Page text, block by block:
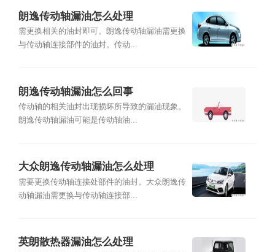
朗逸传动轴漏油怎么处理
需更换相关的油封即可。朗逸传动轴漏油需更换
与传动轴连接部件的油封。传动...
朗逸传动轴漏油怎么回事
传动轴的相关油封出现损坏所导致的漏油现象。
朗逸传动轴漏油可能是传动轴油...
大众朗逸传动轴漏油怎么处理
需要更换传动轴连接处部件的油封。大众朗逸传
动轴漏油需更换与传动轴连接部...
英朗散热器漏油怎么处理